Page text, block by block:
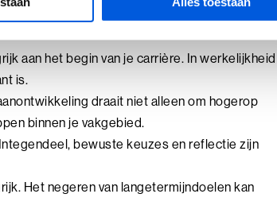
aan het begin van je carrière. In werkelijkheid
is.
draait niet alleen om hogerop
binnen je vakgebied.
bewuste keuzes en reflectie zijn
Het negeren van langetermijndoelen kan